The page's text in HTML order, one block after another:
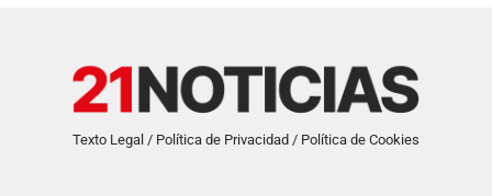
Texto Legal / Política de Privacidad / Política de Cookies